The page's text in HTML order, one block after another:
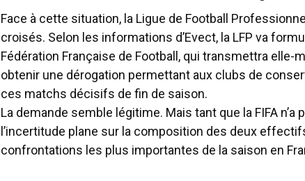
Face à cette situation, la Ligue de Football
croisés. Selon les informations d’Evect, la LFP va
Fédération Française de Football, qui transmettra elle-
obtenir une dérogation permettant aux clubs de
ces matchs décisifs de fin de saison.
La demande semble légitime. Mais tant que la FIFA
l’incertitude plane sur la composition des deux
confrontations les plus importantes de la saison en